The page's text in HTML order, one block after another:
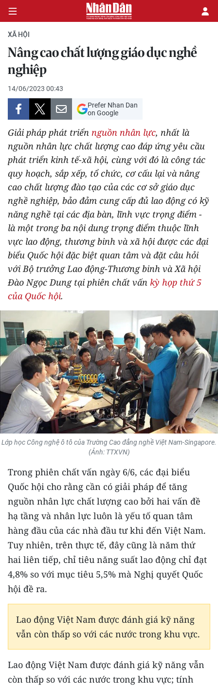
CHÍNH TRỊ
KINH TẾ
VĂN HÓA
XÃ HỘI
PHÁP LUẬT
DU LỊCH
THẾ GIỚI
THỂ THAO
GIÁO DỤC
Y TẾ
KHOA HỌC - CÔNG NGHỆ
MÔI TRƯỜNG
BẠN ĐỌC
KIỂM CHỨNG THÔNG TIN
TRI THỨC CHUYÊN SÂU
54 DÂN TỘC VIỆT NAM
CHƯƠNG TRÌNH OCOP - MỖI XÃ
RADIO
MEDIA CENTER
E-Magazine
Video
Media Chính trị
Media Kinh tế
Media Văn hóa
Media Xã hội
Media Du lịch
XÃ HỘI
Nâng cao chất lượng giáo dục nghề
nghiệp
14/06/2023 00:43
Prefer Nhan Dan
on Google
Giải pháp phát triển nguồn nhân lực, nhất là
nguồn nhân lực chất lượng cao đáp ứng yêu cầu
phát triển kinh tế-xã hội, cùng với đó là công tác
quy hoạch, sắp xếp, tổ chức, cơ cấu lại và nâng
cao chất lượng đào tạo của các cơ sở giáo dục
nghề nghiệp, bảo đảm cung cấp đủ lao động có kỹ
năng nghề tại các địa bàn, lĩnh vực trọng điểm -
là một trong ba nội dung trọng điểm thuộc lĩnh
vực lao động, thương binh và xã hội được các đại
biểu Quốc hội đặc biệt quan tâm và đặt câu hỏi
với Bộ trưởng Lao động-Thương binh và Xã hội
Đào Ngọc Dung tại phiên chất vấn kỳ họp thứ 5
của Quốc hội.
Lớp học Công nghệ ô tô của Trường Cao đẳng nghề Việt Nam-Singapore.
(Ảnh: TTXVN)
Trong phiên chất vấn ngày 6/6, các đại biểu
Quốc hội cho rằng cần có giải pháp để tăng
nguồn nhân lực chất lượng cao bởi hai vấn đề
hạ tầng và nhân lực luôn là yếu tố quan tâm
hàng đầu của các nhà đầu tư khi đến Việt Nam.
Tuy nhiên, trên thực tế, đây cũng là năm thứ
hai liên tiếp, chỉ tiêu năng suất lao động chỉ đạt
4,8% so với mục tiêu 5,5% mà Nghị quyết Quốc
hội đề ra.
Lao động Việt Nam được đánh giá kỹ năng
vẫn còn thấp so với các nước trong khu vực.
Lao động Việt Nam được đánh giá kỹ năng vẫn
còn thấp so với các nước trong khu vực; tính